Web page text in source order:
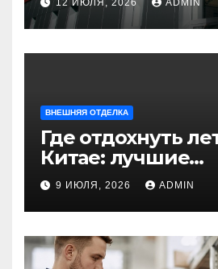
для современного
строительства и
12 ИЮЛЯ, 2026 ADMIN
ВНЕШНЯЯ ОТДЕЛКА
Где отдохнуть
Китае: лучшие
направления для
незабываемого
путешествия
9 ИЮЛЯ, 2026 ADMIN